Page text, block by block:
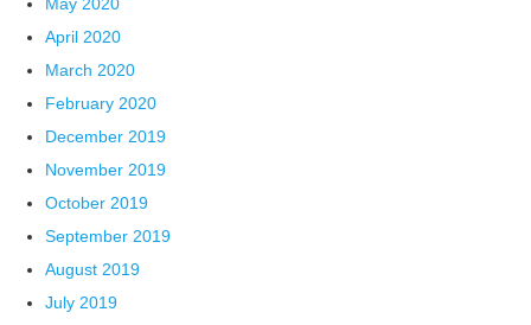
May 2020
April 2020
March 2020
February 2020
December 2019
November 2019
October 2019
September 2019
August 2019
July 2019